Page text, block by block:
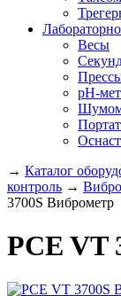
Весы
pH-
→ Каталог
контроль →
3700S Виброметр
PCE VT